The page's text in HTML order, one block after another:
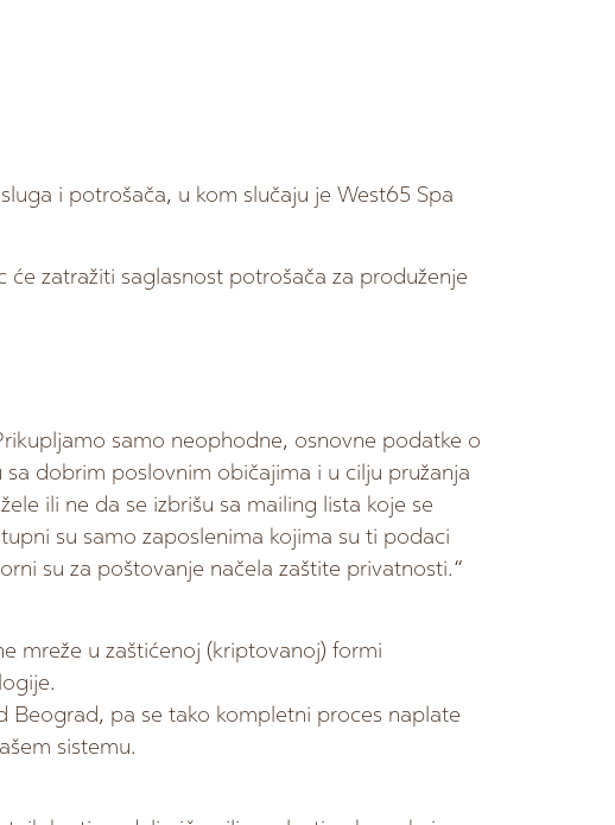
i potrošača, u kom slučaju je West65 Spa
zatražiti saglasnost potrošača za produženje
samo neophodne, osnovne podatke o
dobrim poslovnim običajima i u cilju pružanja
ili ne da se izbrišu sa mailing lista koje se
su samo zaposlenima kojima su ti podaci
su za poštovanje načela zaštite privatnosti.“
mreže u zaštićenoj (kriptovanoj) formi
Beograd, pa se tako kompletni proces naplate
sistemu.